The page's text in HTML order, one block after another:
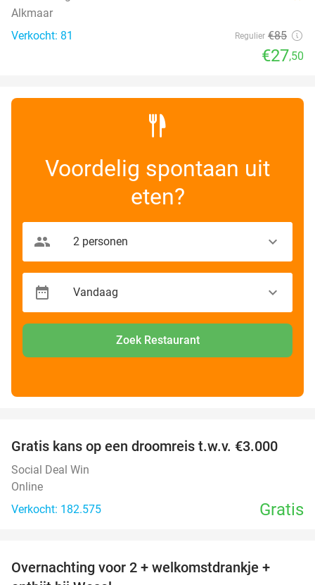
Alkmaar
Verkocht: 81
Regulier €85
€27,50
Voordelig spontaan uit
eten?
Zoek Restaurant
Gratis kans op een droomreis t.w.v. €3.000
Social Deal Win
Online
Verkocht: 182.575
Gratis
Overnachting voor 2 + welkomstdrankje +